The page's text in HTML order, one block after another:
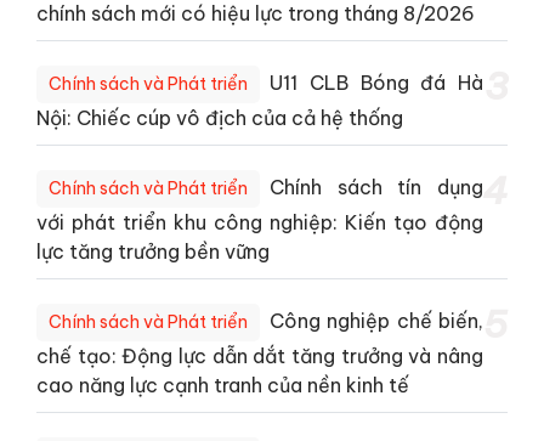
chính sách mới có hiệu lực trong tháng 8/2026
Chính sách và Phát triển
U11 CLB Bóng đá Hà
Nội: Chiếc cúp vô địch của cả hệ thống
Chính sách và Phát triển
Chính sách tín dụng
với phát triển khu công nghiệp: Kiến tạo động
lực tăng trưởng bền vững
Chính sách và Phát triển
Công nghiệp chế biến,
chế tạo: Động lực dẫn dắt tăng trưởng và nâng
cao năng lực cạnh tranh của nền kinh tế